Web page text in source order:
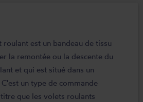
roulant est un bandeau de tissu
la remontée ou la descente du
et qui est situé dans un
un type de commande
que les volets roulants